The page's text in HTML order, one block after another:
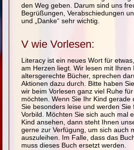
den Weg geben. Darum sind uns
Begrüßungen, Verabschiedungen
und „Danke“ sehr wichtig.
V wie Vorlesen:
Literacy ist ein neues Wort für
am Herzen liegt. Wir lesen mit Ihren
altersgerechte Bücher, sprechen
Aktionen dazu durch. Bitte haben
wir beim Vorlesen ganz viel Ruhe
möchten. Wenn Sie Ihr Kind gerade
Sie besonders leise und werden Sie
Vorbild. Möchten Sie sich auch mal
Kind ansehen, dann steht Ihnen
gerne zur Verfügung, um sich auch
auszuleihen. Im Falle, dass das
muss dieses Buch ersetzt werden.